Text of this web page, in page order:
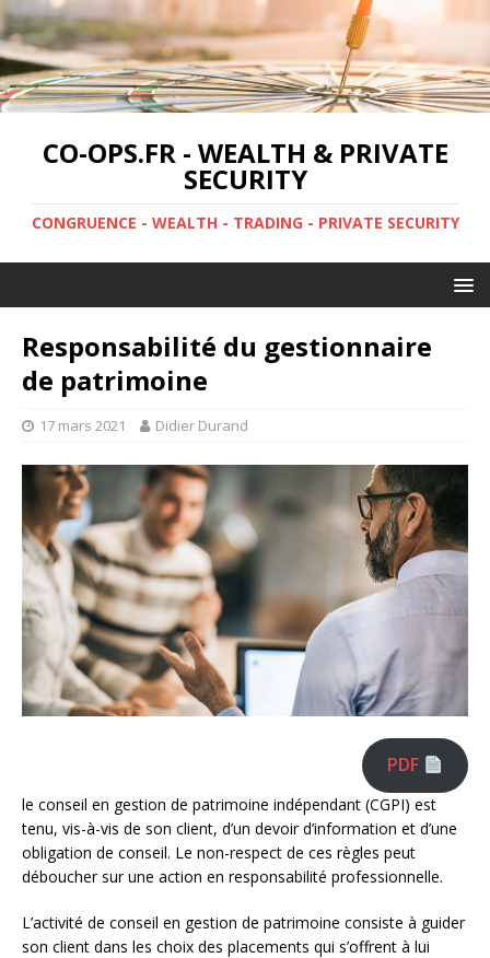
CO-OPS.FR - WEALTH & PRIVATE
SECURITY
CONGRUENCE - WEALTH - TRADING - PRIVATE SECURITY
Responsabilité du gestionnaire
de patrimoine
17 mars 2021 Didier Durand
PDF
le conseil en gestion de patrimoine indépendant (CGPI) est
tenu, vis-à-vis de son client, d’un devoir d’information et d’une
obligation de conseil. Le non-respect de ces règles peut
déboucher sur une action en responsabilité professionnelle.
L’activité de conseil en gestion de patrimoine consiste à guider
son client dans les choix des placements qui s’offrent à lui